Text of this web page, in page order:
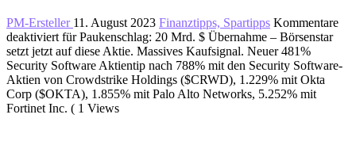
PM-Ersteller 11. August 2023 Finanztipps, Spartipps Kommentare
deaktiviert für Paukenschlag: 20 Mrd. $ Übernahme – Börsenstar
setzt jetzt auf diese Aktie. Massives Kaufsignal. Neuer 481%
Security Software Aktientip nach 788% mit den Security Software-
Aktien von Crowdstrike Holdings ($CRWD), 1.229% mit Okta
Corp ($OKTA), 1.855% mit Palo Alto Networks, 5.252% mit
Fortinet Inc. ( 1 Views